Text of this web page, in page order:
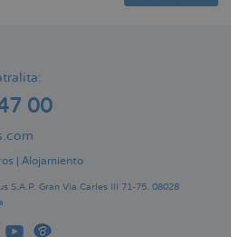
00
Alojamiento
S.A.P. Gran Via Carles III 71-75. 08028